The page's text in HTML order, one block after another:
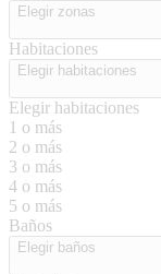
Elegir zonas
Habitaciones
Elegir habitaciones
Elegir habitaciones
1 o más
2 o más
3 o más
4 o más
5 o más
Baños
Elegir baños